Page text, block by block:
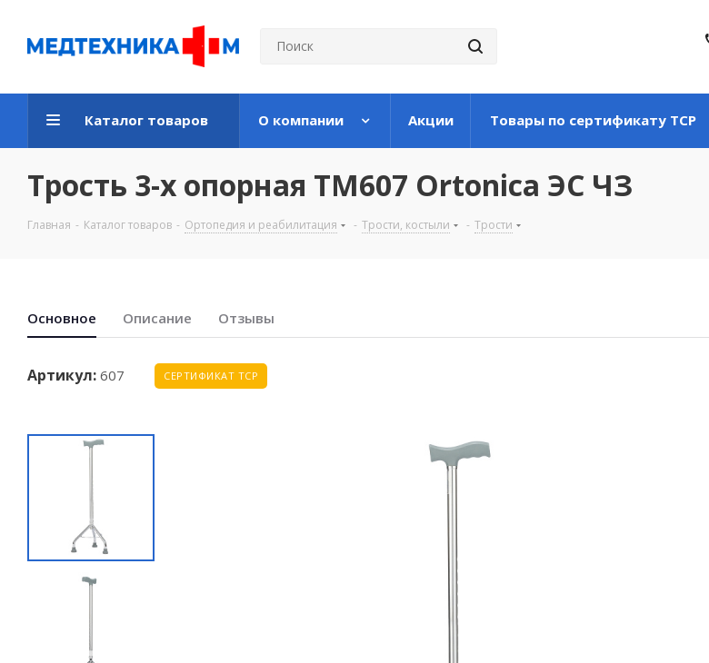
Каталог товаров О компании Акции Товары по сертификату ТСР
Трость 3-х опорная ТМ607 Ortonica ЭС ЧЗ
Главная - Каталог товаров - Ортопедия и реабилитация - Трости, костыли - Трости
Основноe Описание Отзывы
Артикул: 607 СЕРТИФИКАТ ТСР